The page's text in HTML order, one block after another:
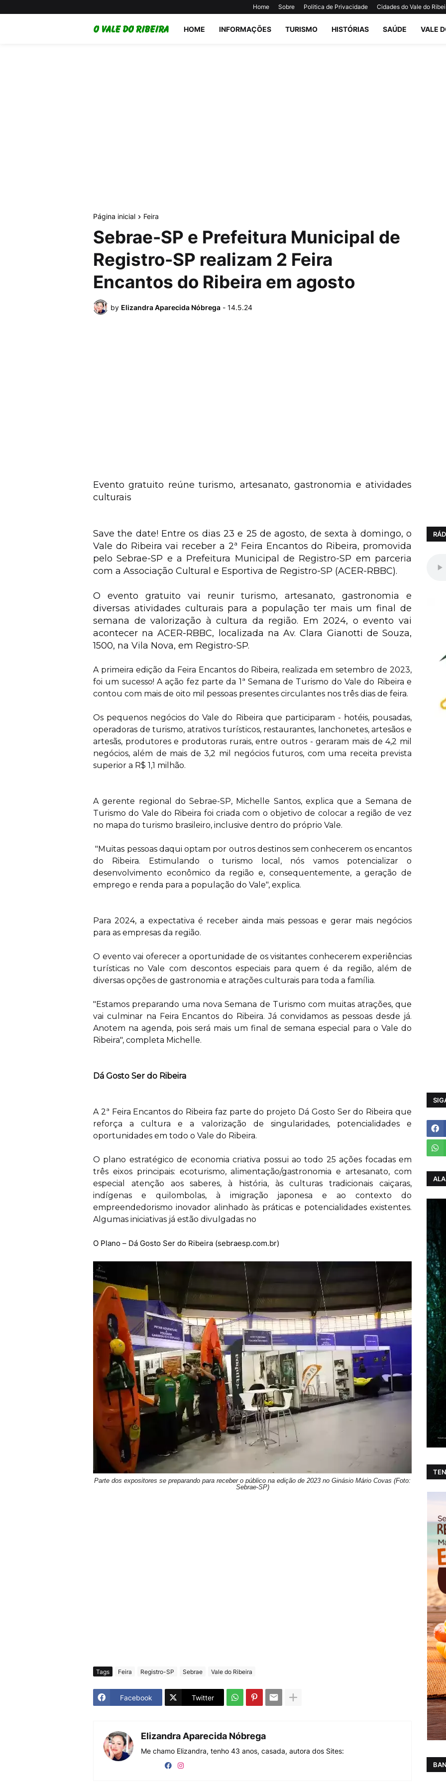
Home Sobre Politica de Privacidade Cidades do Vale do
HOME INFORMAÇÕES TURISMO HISTÓRIAS SAÚDE VALE
Página inicial Feira
Sebrae-SP e Prefeitura Municipal de
Registro-SP realizam 2 Feira
Encantos do Ribeira em agosto
by Elizandra Aparecida Nóbrega - 14.5.24
Evento gratuito reúne turismo, artesanato, gastronomia e atividades
culturais
Save the date! Entre os dias 23 e 25 de agosto, de sexta à domingo, o
Vale do Ribeira vai receber a 2ª Feira Encantos do Ribeira, promovida
pelo Sebrae-SP e a Prefeitura Municipal de Registro-SP em parceria
com a Associação Cultural e Esportiva de Registro-SP (ACER-RBBC).
O evento gratuito vai reunir turismo, artesanato, gastronomia e
diversas atividades culturais para a população ter mais um final de
semana de valorização à cultura da região. Em 2024, o evento vai
acontecer na ACER-RBBC, localizada na Av. Clara Gianotti de Souza,
1500, na Vila Nova, em Registro-SP.
A primeira edição da Feira Encantos do Ribeira, realizada em setembro de 2023,
foi um sucesso! A ação fez parte da 1ª Semana de Turismo do Vale do Ribeira e
contou com mais de oito mil pessoas presentes circulantes nos três dias de feira.
Os pequenos negócios do Vale do Ribeira que participaram - hotéis, pousadas,
operadoras de turismo, atrativos turísticos, restaurantes, lanchonetes, artesãos e
artesãs, produtores e produtoras rurais, entre outros - geraram mais de 4,2 mil
negócios, além de mais de 3,2 mil negócios futuros, com uma receita prevista
superior a R$ 1,1 milhão.
A gerente regional do Sebrae-SP, Michelle Santos, explica que a Semana de
Turismo do Vale do Ribeira foi criada com o objetivo de colocar a região de vez
no mapa do turismo brasileiro, inclusive dentro do próprio Vale.
"Muitas pessoas daqui optam por outros destinos sem conhecerem os encantos
do Ribeira. Estimulando o turismo local, nós vamos potencializar o
desenvolvimento econômico da região e, consequentemente, a geração de
emprego e renda para a população do Vale", explica.
Para 2024, a expectativa é receber ainda mais pessoas e gerar mais negócios
para as empresas da região.
O evento vai oferecer a oportunidade de os visitantes conhecerem experiências
turísticas no Vale com descontos especiais para quem é da região, além de
diversas opções de gastronomia e atrações culturais para toda a família.
"Estamos preparando uma nova Semana de Turismo com muitas atrações, que
vai culminar na Feira Encantos do Ribeira. Já convidamos as pessoas desde já.
Anotem na agenda, pois será mais um final de semana especial para o Vale do
Ribeira", completa Michelle.
Dá Gosto Ser do Ribeira
A 2ª Feira Encantos do Ribeira faz parte do projeto Dá Gosto Ser do Ribeira que
reforça a cultura e a valorização de singularidades, potencialidades e
oportunidades em todo o Vale do Ribeira.
O plano estratégico de economia criativa possui ao todo 25 ações focadas em
três eixos principais: ecoturismo, alimentação/gastronomia e artesanato, com
especial atenção aos saberes, à história, às culturas tradicionais caiçaras,
indígenas e quilombolas, à imigração japonesa e ao contexto do
empreendedorismo inovador alinhado às práticas e potencialidades existentes.
Algumas iniciativas já estão divulgadas no
O Plano – Dá Gosto Ser do Ribeira (sebraesp.com.br)
Parte dos expositores se preparando para receber o público na edição de 2023 no Ginásio Mário Covas (Foto:
Sebrae-SP)
Tags Feira Registro-SP Sebrae Vale do Ribeira
Facebook Twitter
Elizandra Aparecida Nóbrega
Me chamo Elizandra, tenho 43 anos, casada, autora dos Sites: